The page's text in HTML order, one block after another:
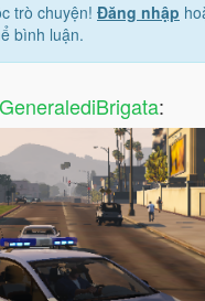
trò chuyện! Đăng nhập
bình luận.
GeneralediBrigata: